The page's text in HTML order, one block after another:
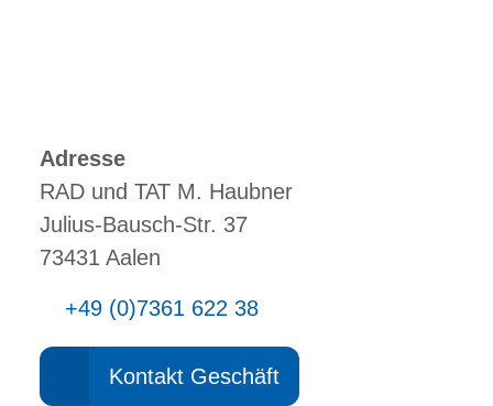
Adresse
RAD und TAT M. Haubner
Julius-Bausch-Str. 37
73431 Aalen
+49 (0)7361 622 38
Kontakt Geschäft